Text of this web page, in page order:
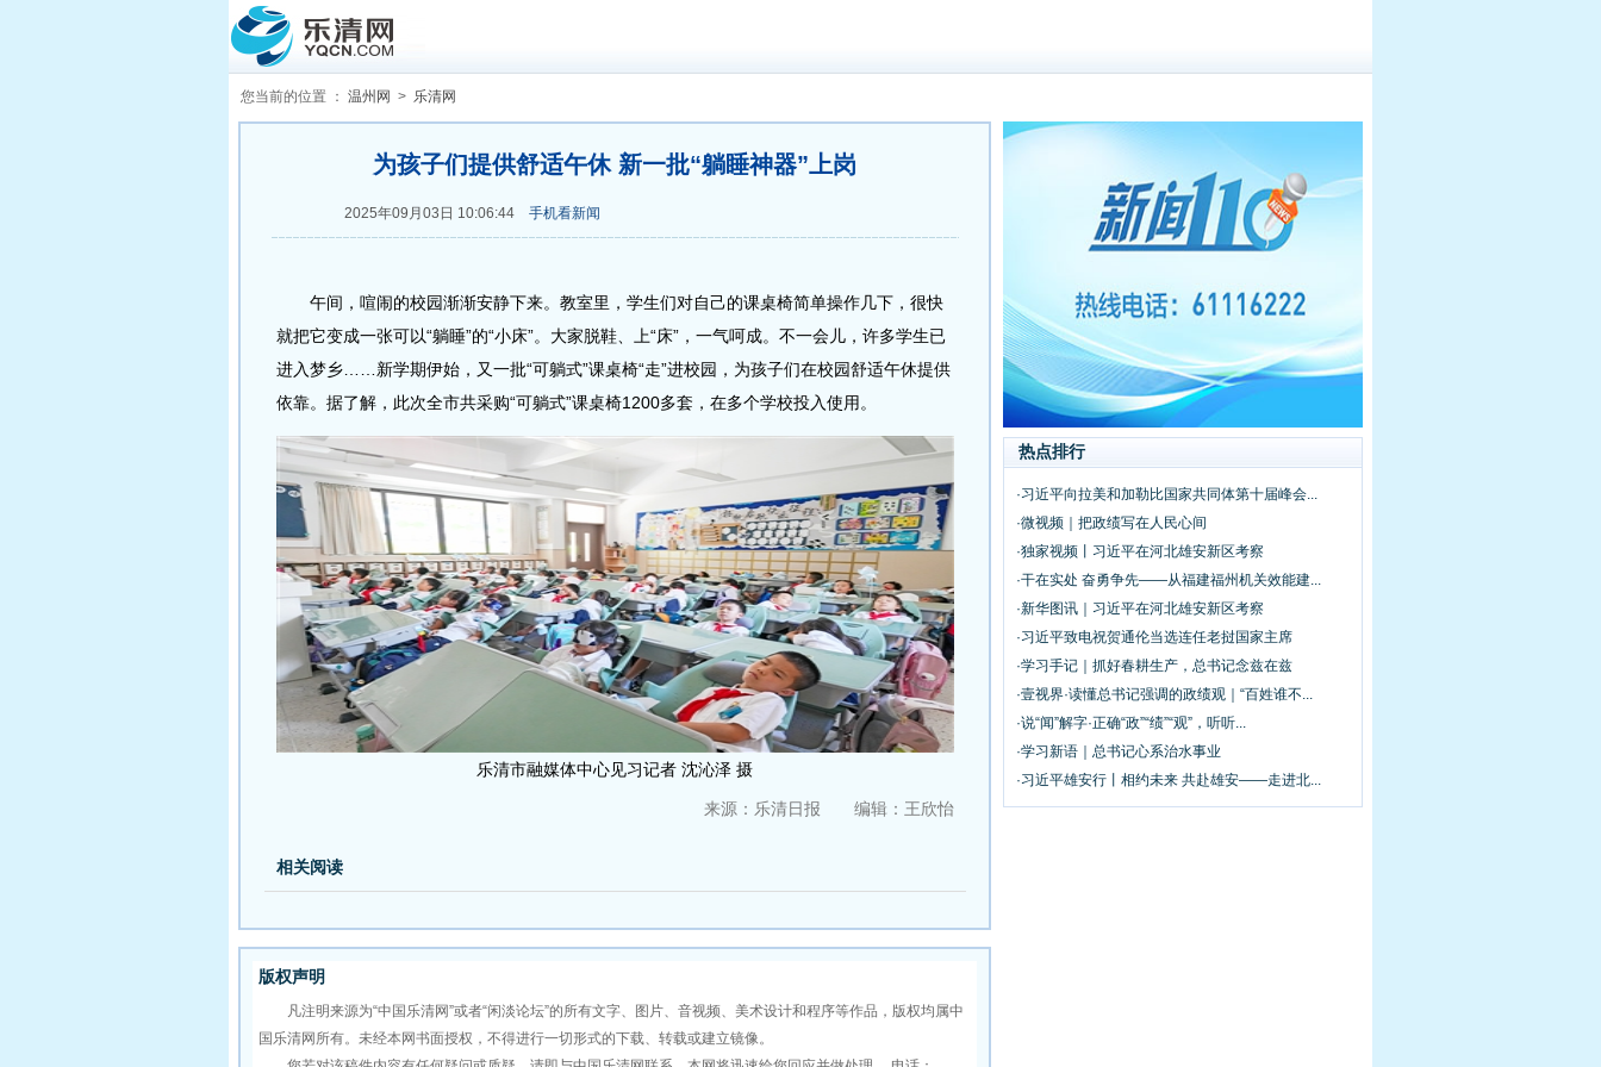
您当前的位置 ： 温州网 > 乐清网
为孩子们提供舒适午休 新一批“躺睡神器”上岗
2025年09月03日 10:06:44 手机看新闻
午间，喧闹的校园渐渐安静下来。教室里，学生们对自己的课桌椅简单操作几下，很快
就把它变成一张可以“躺睡”的“小床”。大家脱鞋、上“床”，一气呵成。不一会儿，许多学生已
进入梦乡……新学期伊始，又一批“可躺式”课桌椅“走”进校园，为孩子们在校园舒适午休提供
依靠。据了解，此次全市共采购“可躺式”课桌椅1200多套，在多个学校投入使用。
乐清市融媒体中心见习记者 沈沁泽 摄
来源：乐清日报 编辑：王欣怡
相关阅读
版权声明
凡注明来源为“中国乐清网”或者“闲淡论坛”的所有文字、图片、音视频、美术设计和程序等作品，版权均属中
国乐清网所有。未经本网书面授权，不得进行一切形式的下载、转载或建立镜像。
热点排行
·习近平向拉美和加勒比国家共同体第十届峰会...
·微视频｜把政绩写在人民心间
·独家视频丨习近平在河北雄安新区考察
·干在实处 奋勇争先——从福建福州机关效能建...
·新华图讯｜习近平在河北雄安新区考察
·习近平致电祝贺通伦当选连任老挝国家主席
·学习手记｜抓好春耕生产，总书记念兹在兹
·壹视界·读懂总书记强调的政绩观｜“百姓谁不...
·说“闻”解字·正确“政”“绩”“观”，听听...
·学习新语｜总书记心系治水事业
·习近平雄安行丨相约未来 共赴雄安——走进北...